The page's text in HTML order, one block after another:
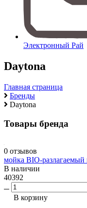
Электронный Рай
Daytona
Главная страница
Бренды
Daytona
Товары бренда
0 отзывов
мойка BIO-
В наличии
40392
В корзину